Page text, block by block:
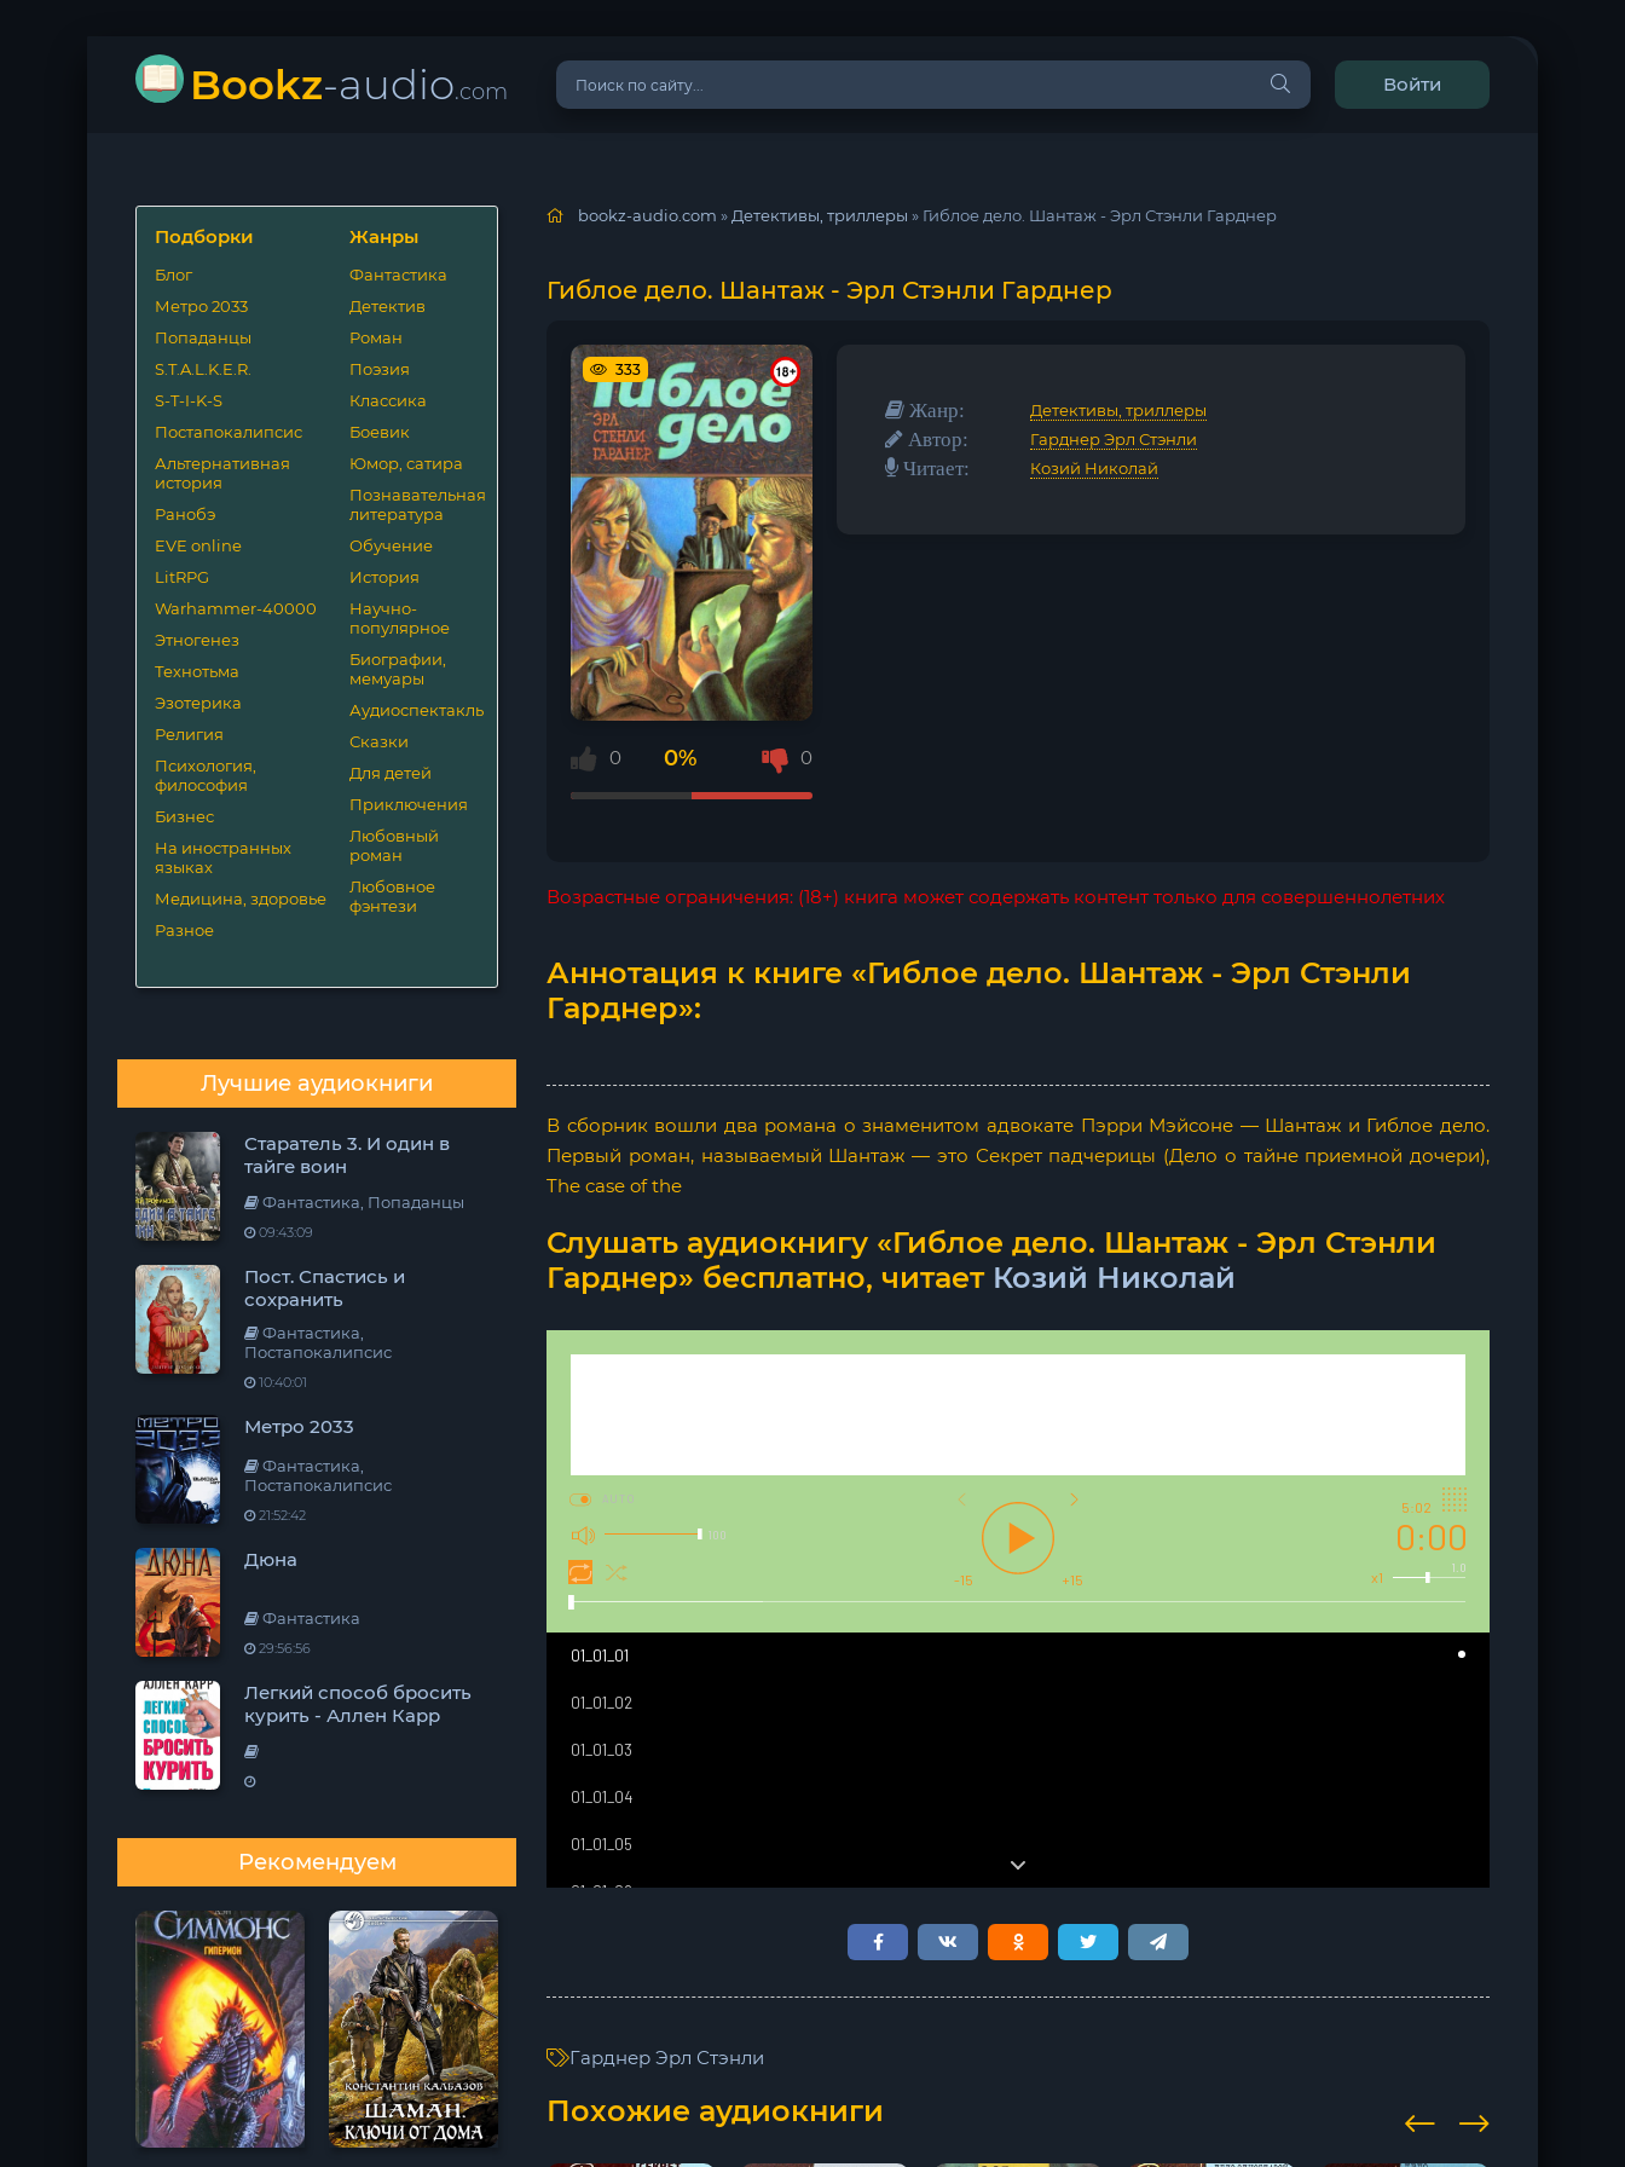
Bookz-audio.com Войти
Подборки
Блог
Метро 2033
Попаданцы
S.T.A.L.K.E.R.
S-T-I-K-S
Постапокалипсис
Альтернативная
история
Ранобэ
EVE online
LitRPG
Warhammer-40000
Этногенез
Технотьма
Эзотерика
Религия
Психология,
философия
Бизнес
На иностранных
языках
Медицина, здоровье
Разное
Жанры
Фантастика
Детектив
Роман
Поэзия
Классика
Боевик
Юмор, сатира
Познавательная
литература
Обучение
История
Научно-
популярное
Биографии,
мемуары
Аудиоспектакль
Сказки
Для детей
Приключения
Любовный
роман
Любовное
фэнтези
Лучшие аудиокниги
Старатель 3. И один в
тайге воин
Фантастика, Попаданцы
09:43:09
Пост. Спастись и
сохранить
Фантастика,
Постапокалипсис
10:40:01
Метро 2033
Фантастика,
Постапокалипсис
21:52:42
Дюна
Фантастика
29:56:56
Легкий способ бросить
курить - Аллен Карр
Рекомендуем
bookz-audio.com » Детективы, триллеры » Гиблое дело. Шантаж - Эрл Стэнли Гарднер
Гиблое дело. Шантаж - Эрл Стэнли Гарднер
333
0 0% 0
Жанр: Детективы, триллеры
Автор: Гарднер Эрл Стэнли
Читает: Козий Николай
Возрастные ограничения: (18+) книга может содержать контент только для совершеннолетних
Аннотация к книге «Гиблое дело. Шантаж - Эрл Стэнли
Гарднер»:
В сборник вошли два романа о знаменитом адвокате Пэрри Мэйсоне — Шантаж и Гиблое дело.
Первый роман, называемый Шантаж — это Секрет падчерицы (Дело о тайне приемной дочери),
The case of the
Слушать аудиокнигу «Гиблое дело. Шантаж - Эрл Стэнли
Гарднер» бесплатно, читает Козий Николай
100 0:00
5:02
1.0
x1
-15 +15
AUTO
01_01_01
01_01_02
01_01_03
01_01_04
01_01_05
01_01_06
01_01_11
Гарднер Эрл Стэнли
Похожие аудиокниги